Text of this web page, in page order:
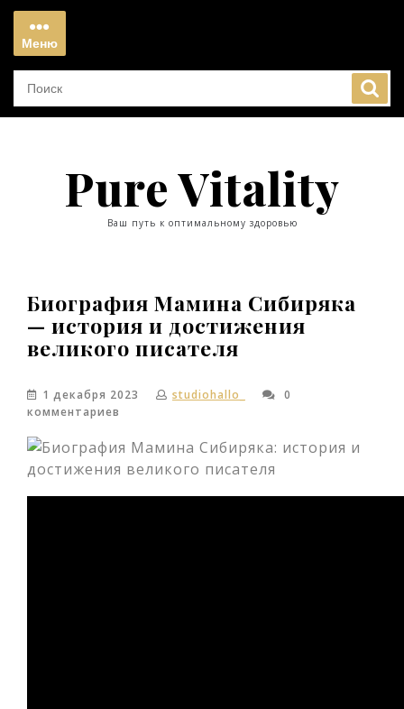
Перейти
содержимому
Меню
Меню
Pure Vitality
Ваш путь к оптимальному здоровью
Биография Мамина Сибиряка
— история и достижения
великого писателя
1 декабря 2023 studiohallo_
0
комментариев